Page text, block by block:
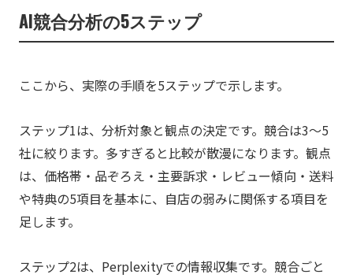
AI競合分析の5ステップ
ここから、実際の手順を5ステップで示します。
ステップ1は、分析対象と観点の決定です。競合は3〜5
社に絞ります。多すぎると比較が散漫になります。観点
は、価格帯・品ぞろえ・主要訴求・レビュー傾向・送料
や特典の5項目を基本に、自店の弱みに関係する項目を
足します。
ステップ2は、Perplexityでの情報収集です。競合ごと